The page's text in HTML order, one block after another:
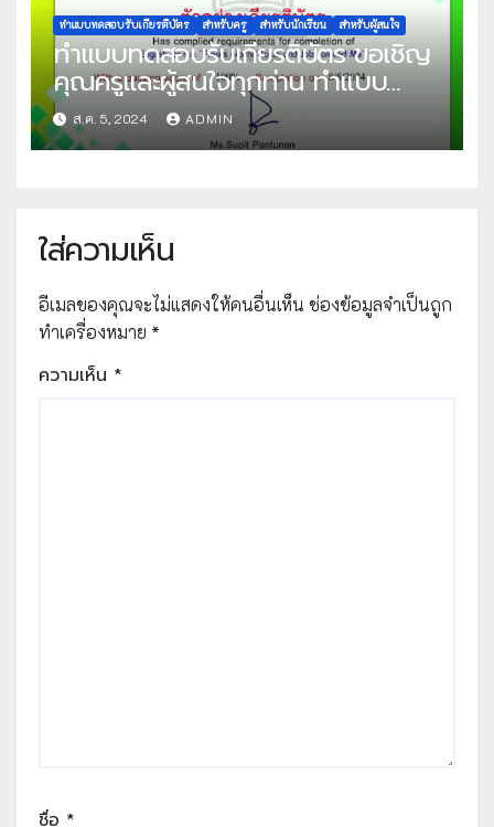
ทำแบบทดสอบรับเกียรติบัตร สำหรับครู สำหรับนักเรียน สำหรับผู้สนใจ
ทำแบบทดสอบรับเกียรติบัตร ขอเชิญ
คุณครูและผู้สนใจทุกท่าน ทำแบบ
ทดสอบออนไลน์ แบบทดสอบ ภาษา
อังกฤษเพื่อความเข้าใจ ชุด English
E-mail จัดทำโดย โรงเรียนบ้านโนน
ส.ค. 5, 2024 ADMIN
ใส่ความเห็น
อีเมลของคุณจะไม่แสดงให้คนอื่นเห็น ช่องข้อมูลจำเป็นถูก
ทำเครื่องหมาย *
ความเห็น *
ชื่อ *